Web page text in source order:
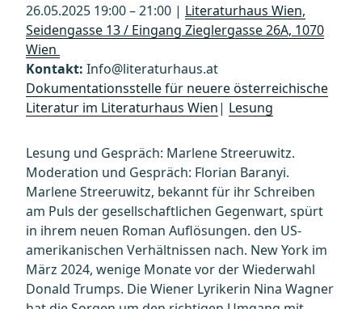
26.05.2025 19:00 – 21:00 | Literaturhaus Wien,
Seidengasse 13 / Eingang Zieglergasse 26A, 1070
Wien
Kontakt: Info@literaturhaus.at
Dokumentationsstelle für neuere österreichische
Literatur im Literaturhaus Wien| Lesung
Lesung und Gespräch: Marlene Streeruwitz.
Moderation und Gespräch: Florian Baranyi.
Marlene Streeruwitz, bekannt für ihr Schreiben
am Puls der gesellschaftlichen Gegenwart, spürt
in ihrem neuen Roman Auflösungen. den US-
amerikanischen Verhältnissen nach. New York im
März 2024, wenige Monate vor der Wiederwahl
Donald Trumps. Die Wiener Lyrikerin Nina Wagner